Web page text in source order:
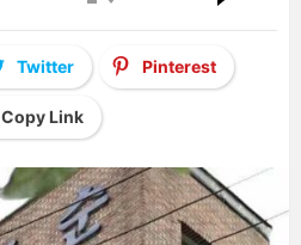
Twitter Pinterest
Copy Link